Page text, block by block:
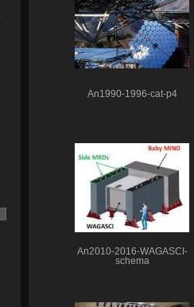
An1990-1996-cat-p4
An2010-2016-WAGASCI-
schema